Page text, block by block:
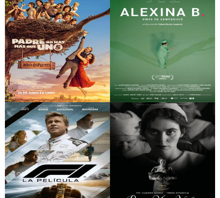
Wolfgang
(extraordinari)
Algo le pasa a mi
yerno
Padre no hay más
que uno 5
Alexina B. Vides en
composició